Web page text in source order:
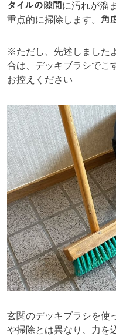
タイルの隙間 に汚れが溜
重点的に掃除します。 角
※ただし、先述しました
合は、デッキブラシでこ
お控えください
玄関のデッキブラシを使
や掃除とは異なり、力を